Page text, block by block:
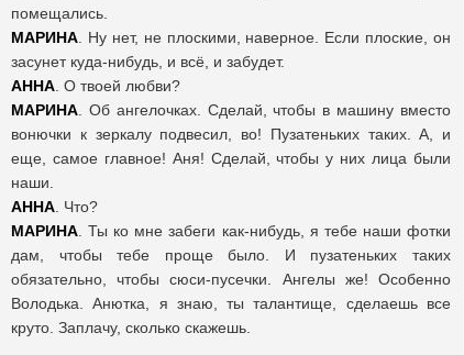
помещались.
МАРИНА . Ну нет, не плоскими, наверное. Если плоские, он
засунет куда-нибудь, и всё, и забудет.
АННА . О твоей любви?
МАРИНА . Об ангелочках. Сделай, чтобы в машину вместо
вонючки к зеркалу подвесил, во! Пузатеньких таких. А, и
еще, самое главное! Аня! Сделай, чтобы у них лица были
наши.
АННА . Что?
МАРИНА . Ты ко мне забеги как-нибудь, я тебе наши фотки
дам, чтобы тебе проще было. И пузатеньких таких
обязательно, чтобы сюси-пусечки. Ангелы же! Особенно
Володька. Анютка, я знаю, ты талантище, сделаешь все
круто. Заплачу, сколько скажешь.